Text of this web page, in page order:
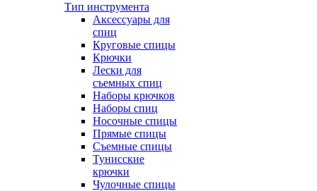
Тип инструмента
Аксессуары для
спиц
Круговые спицы
Крючки
Лески для
съемных спиц
Наборы крючков
Наборы спиц
Носочные спицы
Прямые спицы
Съемные спицы
Тунисские
крючки
Чулочные спицы